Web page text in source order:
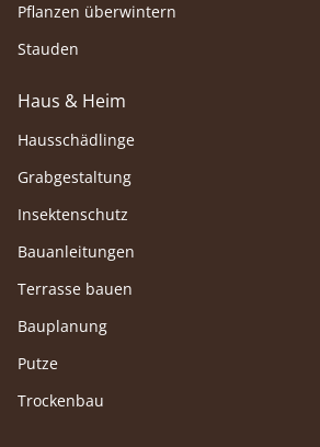
Pflanzen überwintern
Stauden
Haus & Heim
Hausschädlinge
Grabgestaltung
Insektenschutz
Bauanleitungen
Terrasse bauen
Bauplanung
Putze
Trockenbau